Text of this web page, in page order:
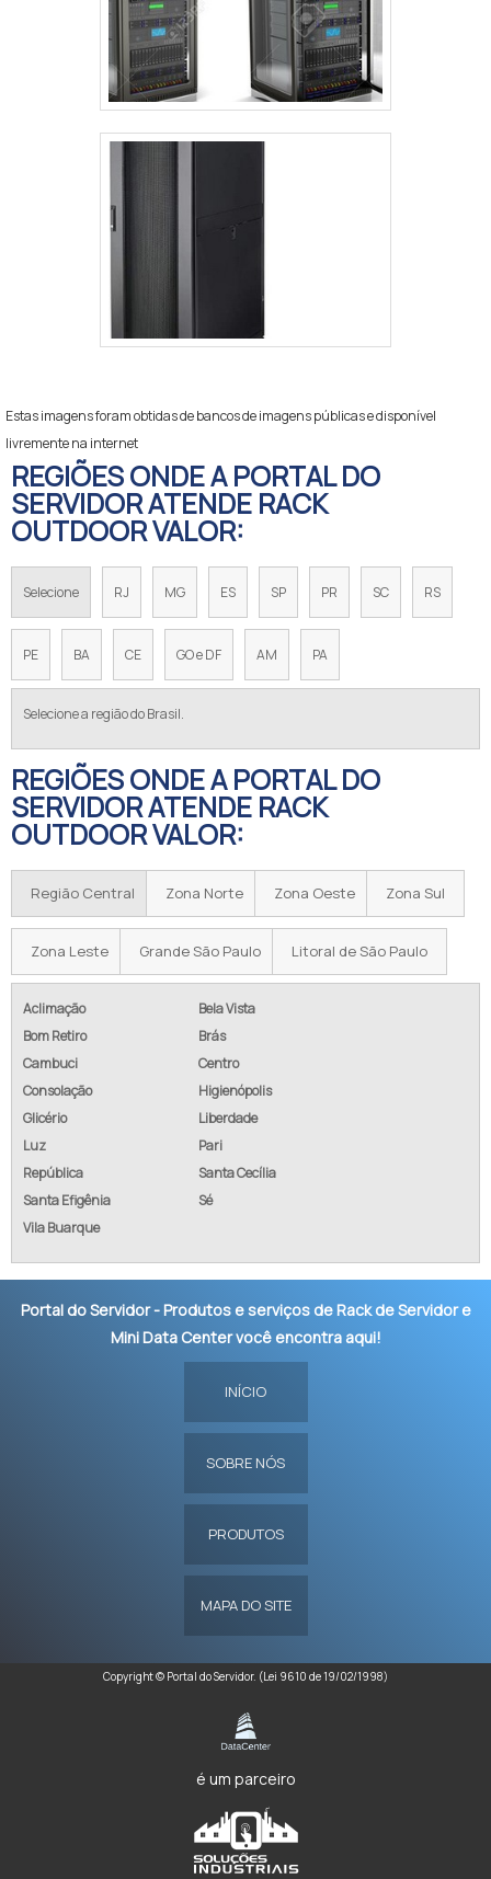
Estas imagens foram obtidas de bancos de imagens públicas e disponível
livremente na internet
REGIÕES ONDE A PORTAL DO
SERVIDOR ATENDE RACK
OUTDOOR VALOR:
Selecione RJ MG ES SP PR SC RS
PE BA CE GO e DF AM PA
Selecione a região do Brasil.
REGIÕES ONDE A PORTAL DO
SERVIDOR ATENDE RACK
OUTDOOR VALOR:
Região Central Zona Norte Zona Oeste Zona Sul
Zona Leste Grande São Paulo Litoral de São Paulo
Aclimação
Bela Vista
Bom Retiro
Brás
Cambuci
Centro
Consolação
Higienópolis
Glicério
Liberdade
Luz
Pari
República
Santa Cecília
Santa Efigênia
Sé
Vila Buarque
Portal do Servidor - Produtos e serviços de Rack de Servidor e
Mini Data Center você encontra aqui!
INÍCIO
SOBRE NÓS
PRODUTOS
MAPA DO SITE
Copyright © Portal do Servidor. (Lei 9610 de 19/02/1998)
é um parceiro